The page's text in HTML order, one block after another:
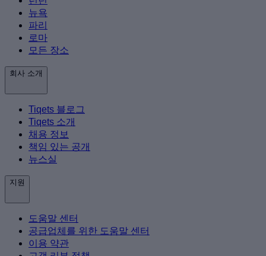
뉴욕
파리
로마
모든 장소
회사 소개
Tiqets 블로그
Tiqets 소개
채용 정보
책임 있는 공개
뉴스실
지원
도움말 센터
공급업체를 위한 도움말 센터
이용 약관